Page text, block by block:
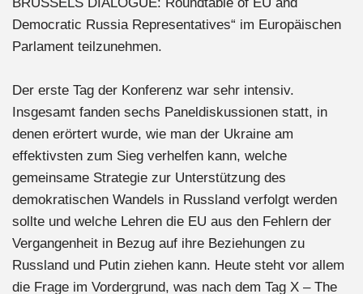
Democratic Russia Representatives“ im Europäischen
Parlament teilzunehmen.
Der erste Tag der Konferenz war sehr intensiv.
Insgesamt fanden sechs Paneldiskussionen statt, in
denen erörtert wurde, wie man der Ukraine am
effektivsten zum Sieg verhelfen kann, welche
gemeinsame Strategie zur Unterstützung des
demokratischen Wandels in Russland verfolgt werden
sollte und welche Lehren die EU aus den Fehlern der
Vergangenheit in Bezug auf ihre Beziehungen zu
Russland und Putin ziehen kann. Heute steht vor allem
die Frage im Vordergrund, was nach dem Tag X – The